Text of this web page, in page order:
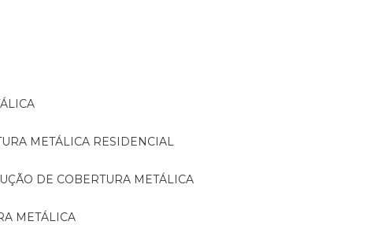
METÁLICA RESIDENCIAL
DE COBERTURA METÁLICA
METÁLICA